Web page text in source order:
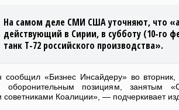
На самом деле СМИ США уточняют, что
действующий в Сирии, в субботу (10-го
танк Т-72 российского производства».
сообщил «Бизнес Инсайдеру» во
оборонительным позициям, занятым
Коалиции», — подчеркивает